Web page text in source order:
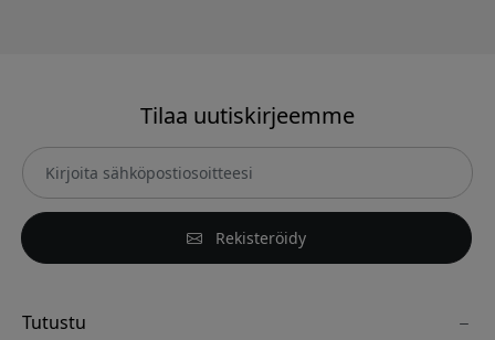
Tilaa uutiskirjeemme
Rekisteröidy
Tutustu